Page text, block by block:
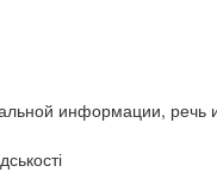
информации, речь